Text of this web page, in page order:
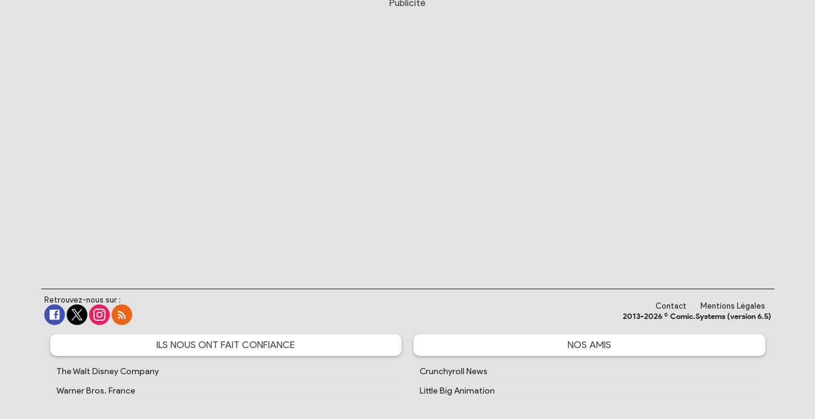
Publicité
Retrouvez-nous sur :
Contact
Mentions Légales
2013-2026 © Comic.Systems (version 6.5)
ILS NOUS ONT FAIT CONFIANCE
The Walt Disney Company
Warner Bros. France
NOS AMIS
Crunchyroll News
Little Big Animation